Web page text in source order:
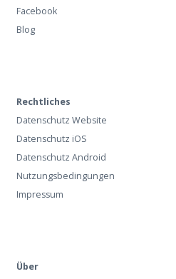
Facebook
Blog
Rechtliches
Datenschutz Website
Datenschutz iOS
Datenschutz Android
Nutzungsbedingungen
Impressum
Über